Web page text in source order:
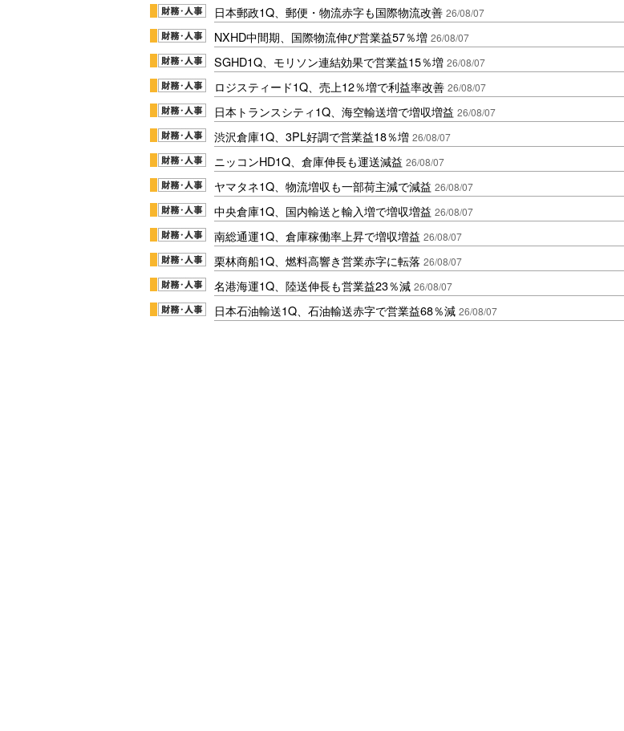
日本郵政1Q、郵便・物流赤字も国際物流改善 26/08/07
NXHD中間期、国際物流伸び営業益57％増 26/08/07
SGHD1Q、モリソン連結効果で営業益15％増 26/08/07
ロジスティード1Q、売上12％増で利益率改善 26/08/07
日本トランスシティ1Q、海空輸送増で増収増益 26/08/07
渋沢倉庫1Q、3PL好調で営業益18％増 26/08/07
ニッコンHD1Q、倉庫伸長も運送減益 26/08/07
ヤマタネ1Q、物流増収も一部荷主減で減益 26/08/07
中央倉庫1Q、国内輸送と輸入増で増収増益 26/08/07
南総通運1Q、倉庫稼働率上昇で増収増益 26/08/07
栗林商船1Q、燃料高響き営業赤字に転落 26/08/07
名港海運1Q、陸送伸長も営業益23％減 26/08/07
日本石油輸送1Q、石油輸送赤字で営業益68％減 26/08/07